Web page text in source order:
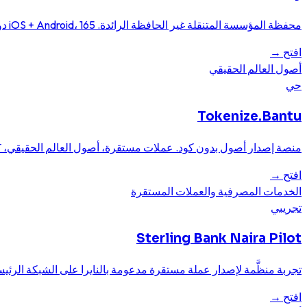
محفظة المؤسسة المتنقلة غير الحافظة الرائدة. iOS + Android، 165 دولة.
افتح →
أصول العالم الحقيقي
حي
Tokenize.Bantu
منصة إصدار أصول بدون كود. عملات مستقرة، أصول العالم الحقيقي، NFT.
افتح →
الخدمات المصرفية والعملات المستقرة
تجريبي
Sterling Bank Naira Pilot
تجربة منظَّمة لإصدار عملة مستقرة مدعومة بالنايرا على الشبكة
افتح →